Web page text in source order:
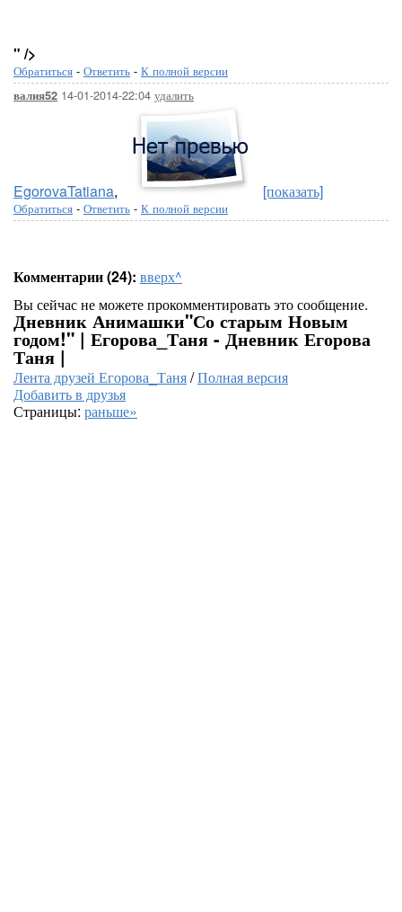
" />
Обратиться - Ответить - К полной версии
валия52 14-01-2014-22:04 удалить
EgorovaTatiana, [показать]
Обратиться - Ответить - К полной версии
Комментарии (24): вверх^
Вы сейчас не можете прокомментировать это сообщение.
Дневник Анимашки"Со старым Новым
годом!" | Егорова_Таня - Дневник Егорова
Таня |
Лента друзей Егорова_Таня/Полная версия
Добавить в друзья
Страницы: раньше»